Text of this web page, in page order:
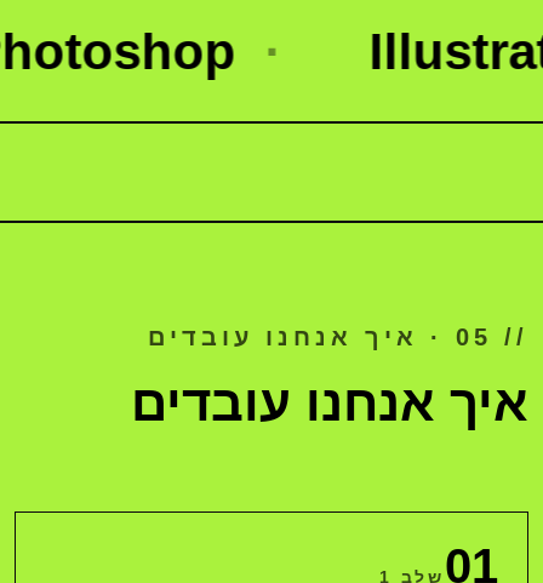
· Illustrator ·
// 05 · איך אנחנו עובדים
איך אנחנו עובדים
01 שלב 1